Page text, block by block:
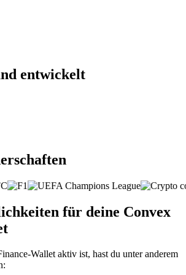
entwickelt
für deine Convex
Wallet aktiv ist, hast du unter anderem